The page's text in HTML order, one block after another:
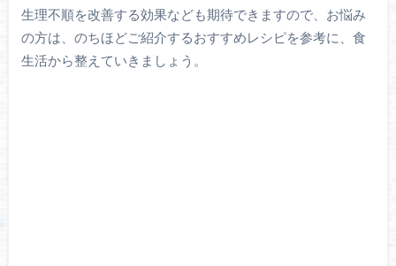
生理不順を改善する効果なども期待できますので、お悩み
の方は、のちほどご紹介するおすすめレシピを参考に、食
生活から整えていきましょう。